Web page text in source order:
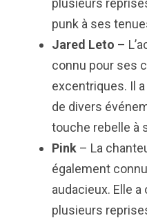
plusieurs
punk à ses
Jared Leto –
connu pour ses
excentriques. Il
de divers
touche rebelle à
Pink – La
également
audacieux. Elle
plusieurs